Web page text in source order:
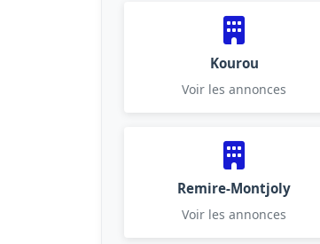
Kourou
Voir les annonces
Remire-Montjoly
Voir les annonces